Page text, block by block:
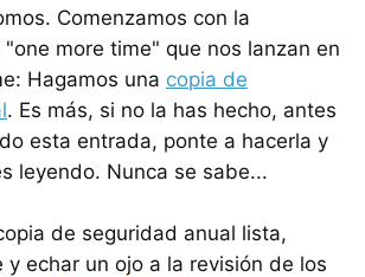
Comenzamos con la
more time" que nos lanzan en
Hagamos una copia de
. Es más, si no la has hecho, antes
esta entrada, ponte a hacerla y
leyendo. Nunca se sabe...
de seguridad anual lista,
y echar un ojo a la revisión de los